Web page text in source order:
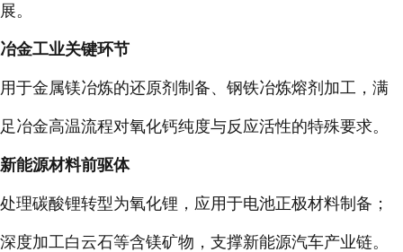
展。
冶金工业关键环节
用于金属镁冶炼的还原剂制备、钢铁冶炼熔剂加工，满
足冶金高温流程对氧化钙纯度与反应活性的特殊要求。
新能源材料前驱体
处理碳酸锂转型为氧化锂，应用于电池正极材料制备；
深度加工白云石等含镁矿物，支撑新能源汽车产业链。